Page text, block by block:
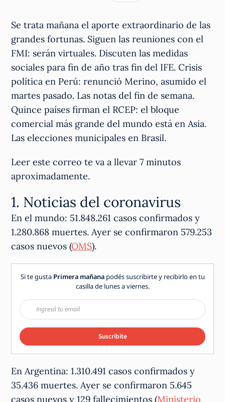
Se trata mañana el aporte extraordinario de las
grandes fortunas. Siguen las reuniones con el
FMI: serán virtuales. Discuten las medidas
sociales para fin de año tras fin del IFE. Crisis
política en Perú: renunció Merino, asumido el
martes pasado. Las notas del fin de semana.
Quince países firman el RCEP: el bloque
comercial más grande del mundo está en Asia.
Las elecciones municipales en Brasil.
Leer este correo te va a llevar 7 minutos
aproximadamente.
1. Noticias del coronavirus
En el mundo: 51.848.261 casos confirmados y
1.280.868 muertes. Ayer se confirmaron 579.253
casos nuevos (OMS).
Si te gusta Primera mañanapodés suscribirte y recibirlo en tu
casilla de lunes a viernes.
Suscribite
En Argentina: 1.310.491 casos confirmados y
35.436 muertes. Ayer se confirmaron 5.645
casos nuevos y 129 fallecimientos (Ministerio